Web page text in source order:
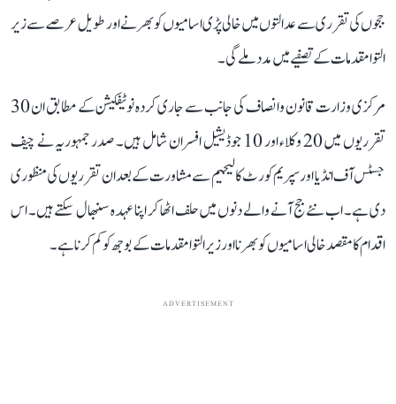
ججوں کی تقرری سے عدالتوں میں خالی پڑی اسامیوں کو بھرنے اور طویل عرصے سے زیر
التوا مقدمات کے تصفیے میں مدد ملے گی۔
مرکزی وزارت قانون و انصاف کی جانب سے جاری کردہ نوٹیفکیشن کے مطابق ان 30
تقرریوں میں 20 وکلاء اور 10 جوڈیشیل افسران شامل ہیں۔ صدر جمہوریہ نے چیف
جسٹس آف انڈیا اور سپریم کورٹ کالیجیم سے مشاورت کے بعد ان تقرریوں کی منظوری
دی ہے۔ اب نئے جج آنے والے دنوں میں حلف اٹھا کر اپنا عہدہ سنبھال سکتے ہیں۔ اس
اقدام کا مقصد خالی اسامیوں کو بھرنا اور زیر التوا مقدمات کے بوجھ کو کم کرنا ہے۔
ADVERTISEMENT